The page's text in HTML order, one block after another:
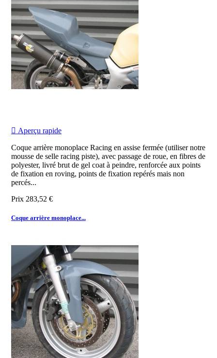
 Aperçu rapide
Coque arrière monoplace Racing en assise fermée (utiliser notre
mousse de selle racing piste), avec passage de roue, en fibres de
polyester, livré brut de gel coat à peindre, renforcée aux points
de fixation en roving, points de fixation repérés mais non
percés...
Prix 283,52 €
Coque arrière monoplace...